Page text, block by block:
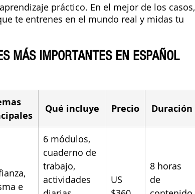
práctico. En el mejor de los casos,
te entrenes en el mundo real y midas tu
MÁS IMPORTANTES EN ESPAÑOL
Qué incluye Precio Duración
e
6 módulos,
cuaderno de
trabajo,
actividades
US
8 horas
de